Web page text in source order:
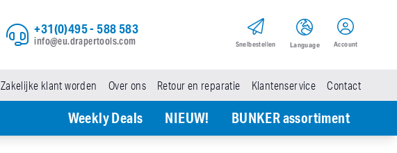
Snel­bestellen Language Account
+31(0)495 - 588 583
info@eu.drapertools.com
Zakelijke klant worden Over ons Retour en reparatie Klantenservice Contact
Weekly Deals NIEUW! BUNKER assortiment